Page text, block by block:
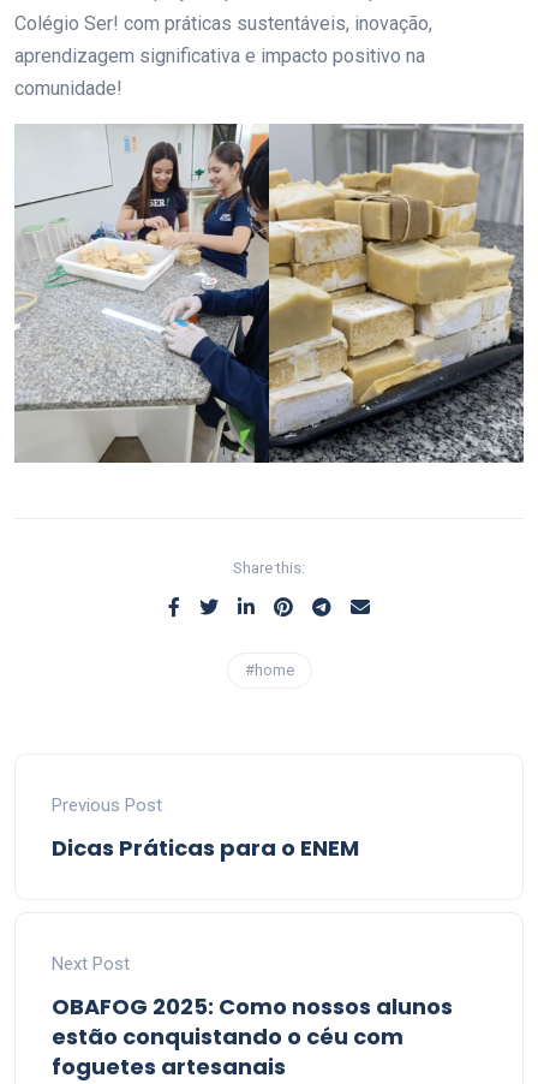
Colégio Ser! com práticas sustentáveis, inovação,
aprendizagem significativa e impacto positivo na
comunidade!
Share this:
#home
Previous Post
Dicas Práticas para o ENEM
Next Post
OBAFOG 2025: Como nossos alunos
estão conquistando o céu com
foguetes artesanais